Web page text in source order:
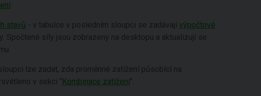
stavů - v tabulce v posledním sloupci se zadávají výpočtové
Spočtené síly jsou zobrazeny na desktopu a aktualizují se
lze zadat, zda proměnné zatížení působící na
v sekci "Kombinace zatížení".